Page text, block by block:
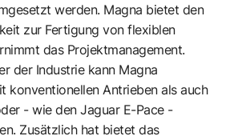
werden. Magna bietet den
zur Fertigung von flexiblen
das Projektmanagement.
der Industrie kann Magna
konventionellen Antrieben als auch
- wie den Jaguar E-Pace -
Zusätzlich hat bietet das